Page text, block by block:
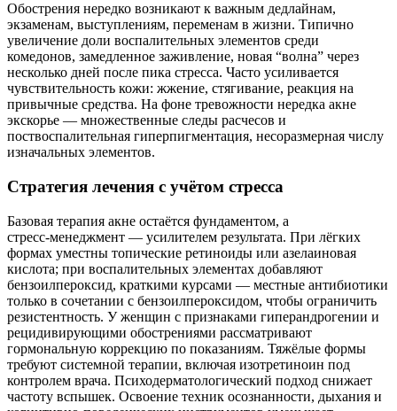
Обострения нередко возникают к важным дедлайнам,
экзаменам, выступлениям, переменам в жизни. Типично
увеличение доли воспалительных элементов среди
комедонов, замедленное заживление, новая “волна” через
несколько дней после пика стресса. Часто усиливается
чувствительность кожи: жжение, стягивание, реакция на
привычные средства. На фоне тревожности нередка акне
экскорье — множественные следы расчесов и
поствоспалительная гиперпигментация, несоразмерная числу
изначальных элементов.
Стратегия лечения с учётом стресса
Базовая терапия акне остаётся фундаментом, а
стресс‑менеджмент — усилителем результата. При лёгких
формах уместны топические ретиноиды или азелаиновая
кислота; при воспалительных элементах добавляют
бензоилпероксид, краткими курсами — местные антибиотики
только в сочетании с бензоилпероксидом, чтобы ограничить
резистентность. У женщин с признаками гиперандрогении и
рецидивирующими обострениями рассматривают
гормональную коррекцию по показаниям. Тяжёлые формы
требуют системной терапии, включая изотретиноин под
контролем врача. Психодерматологический подход снижает
частоту вспышек. Освоение техник осознанности, дыхания и